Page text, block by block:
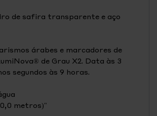
de safira transparente e aço
árabes e marcadores de
de Grau X2. Data às 3
segundos às 9 horas.
metros)"